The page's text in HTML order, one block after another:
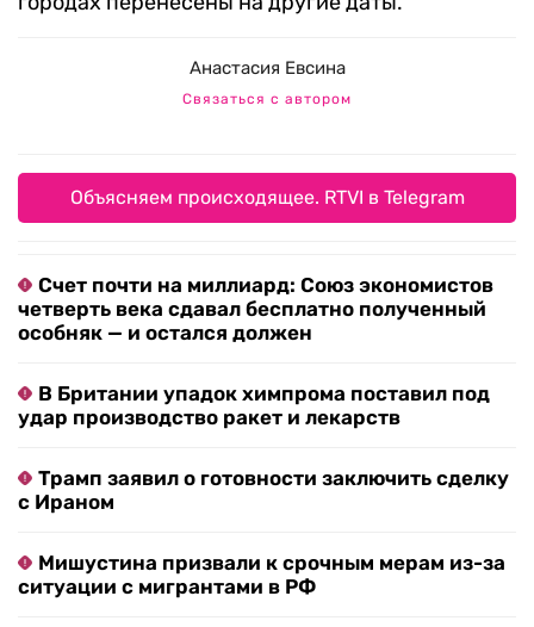
Анастасия Евсина
Связаться с автором
Объясняем происходящее. RTVI в Telegram
Счет почти на миллиард: Союз экономистов
четверть века сдавал бесплатно полученный
особняк — и остался должен
В Британии упадок химпрома поставил под
удар производство ракет и лекарств
Трамп заявил о готовности заключить сделку
с Ираном
Мишустина призвали к срочным мерам из-за
ситуации с мигрантами в РФ